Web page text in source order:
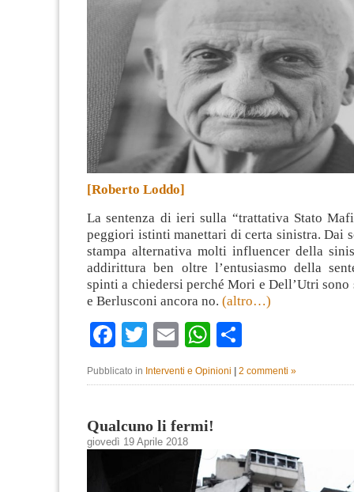
[Roberto Loddo]
La sentenza di ieri sulla “trattativa Stato
peggiori istinti manettari di certa sinistra. Dai
stampa alternativa molti influencer della
addirittura ben oltre l’entusiasmo della
spinti a chiedersi perché Mori e Dell’Utri sono
e Berlusconi ancora no. (altro…)
Facebook
TwitterEmailWhatsApp
Pubblicato in Interventi e Opinioni 2 commenti »
Qualcuno li fermi!
giovedì 19 Aprile 2018